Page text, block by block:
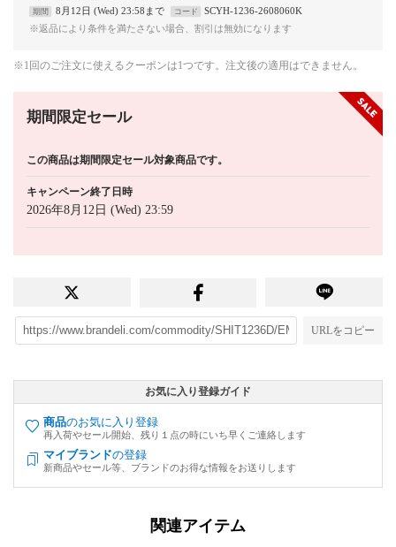
期間 8月12日 (Wed) 23:58まで コード
SCYH-1236-2608060K
※返品により条件を満たさない場合、割引は無効になります
※1回のご注文に使えるクーポンは1つです。注文後の適用はできません。
期間限定セール
この商品は期間限定セール対象商品です。
キャンペーン終了日時
2026年8月12日 (Wed) 23:59
URLをコピー
お気に入り登録ガイド
商品のお気に入り登録
再入荷やセール開始、残り１点の時にいち早くご連絡します
マイブランドの登録
新商品やセール等、ブランドのお得な情報をお送りします
関連アイテム